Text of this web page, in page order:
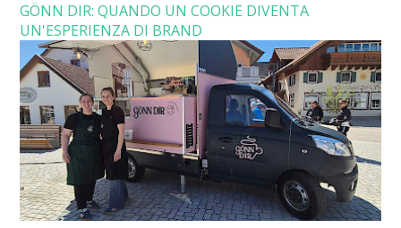
GÖNN DIR: QUANDO UN COOKIE DIVENTA
UN'ESPERIENZA DI BRAND